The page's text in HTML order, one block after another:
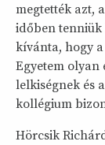
megtették azt,
időben tenniük
kívánta, hogy
Egyetem olyan
lelkiségnek és
kollégium
Hörcsik